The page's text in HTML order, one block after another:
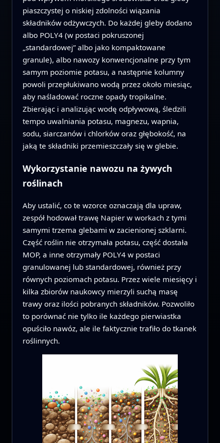
piaszczystej o niskiej zdolności wiązania
składników odżywczych. Do każdej gleby dodano
albo POLY4 (w postaci pokruszonej
„standardowej” albo jako kompaktowane
granule), albo nawozy konwencjonalne przy tym
samym poziomie potasu, a następnie kolumny
powoli przepłukiwano wodą przez około miesiąc,
aby naśladować roczne opady tropikalne.
Zbierając i analizując wodę odpływową, śledzili
tempo uwalniania potasu, magnezu, wapnia,
sodu, siarczanów i chlorków oraz głębokość, na
jaką te składniki przemieszczały się w glebie.
Wykorzystanie nawozu na żywych
roślinach
Aby ustalić, co te wzorce oznaczają dla upraw,
zespół hodował trawę Napier w workach z tymi
samymi trzema glebami w zacienionej szklarni.
Część roślin nie otrzymała potasu, część dostała
MOP, a inne otrzymały POLY4 w postaci
granulowanej lub standardowej, również przy
równych poziomach potasu. Przez wiele miesięcy i
kilka zbiorów naukowcy mierzyli suchą masę
trawy oraz ilości pobranych składników. Pozwoliło
to porównać nie tylko ile każdego pierwiastka
opuściło nawóz, ale ile faktycznie trafiło do tkanek
roślinnych.